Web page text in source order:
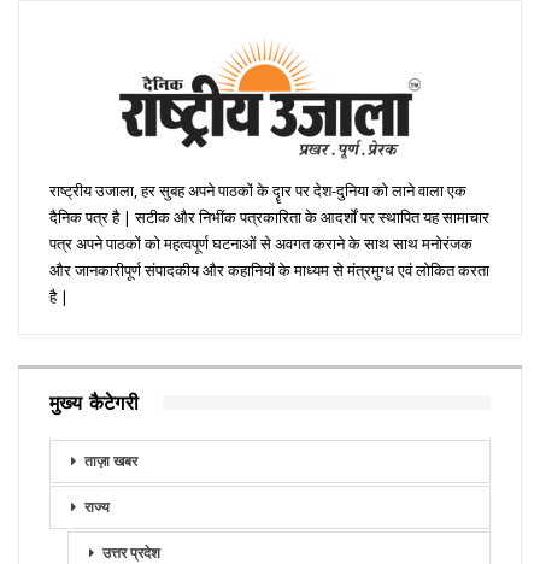
राष्ट्रीय उजाला, हर सुबह अपने पाठकों के दॄार पर देश-दुनिया को लाने वाला एक
दैनिक पत्र है | सटीक और निभींक पत्रकारिता के आदर्शों पर स्थापित यह सामाचार
पत्र अपने पाठकों को महत्वपूर्ण घटनाओं से अवगत कराने के साथ साथ मनोरंजक
और जानकारीपूर्ण संपादकीय और कहानियों के माध्यम से मंत्रमुग्ध एवं लोकित करता
है |
मुख्य कैटेगरी
ताज़ा खबर
राज्य
उत्तर प्रदेश